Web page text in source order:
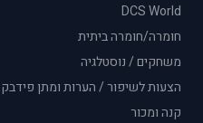
DCS World
חומרה/חומרה ביתית
משחקים / נוסטלגיה
הצעות לשיפור / הערות ומתן פידבק
קנה ומכור